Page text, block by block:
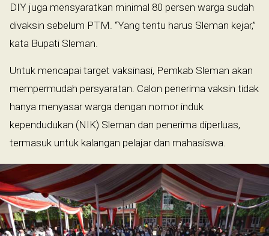
DIY juga mensyaratkan minimal 80 persen warga sudah
divaksin sebelum PTM. “Yang tentu harus Sleman kejar,”
kata Bupati Sleman.
Untuk mencapai target vaksinasi, Pemkab Sleman akan
mempermudah persyaratan. Calon penerima vaksin tidak
hanya menyasar warga dengan nomor induk
kependudukan (NIK) Sleman dan penerima diperluas,
termasuk untuk kalangan pelajar dan mahasiswa.